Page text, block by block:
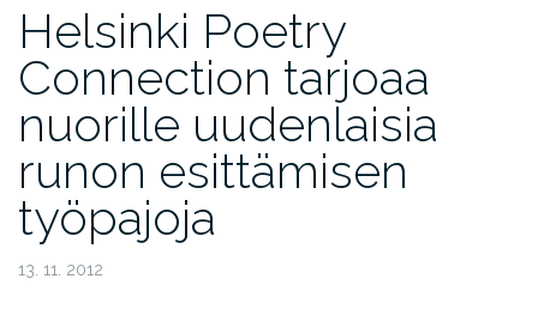
Helsinki Poetry
Connection tarjoaa
nuorille uudenlaisia
runon esittämisen
työpajoja
13. 11. 2012